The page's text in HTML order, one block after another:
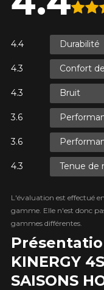
KINERGY
SAISONS
Durabilité
Confort
Bruit
Tenue de
L'évaluation est effectué
gamme. Elle n'est donc
gammes différentes.